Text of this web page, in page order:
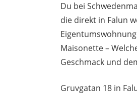
Du bei
die direkt in Falun
Maisonette –
Geschmack und
Gruvgatan 18 in